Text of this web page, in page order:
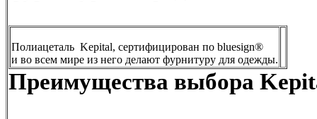
Полиацеталь Kepital, сертифицирован по bluesign®
и во всем мире из него делают фурнитуру для одежды.
Преимущества выбора